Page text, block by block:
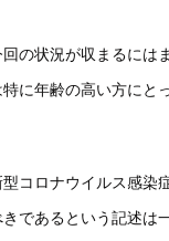
の状況が収まるには
に年齢の高い方にと
コロナウイルス感
であるという記述は